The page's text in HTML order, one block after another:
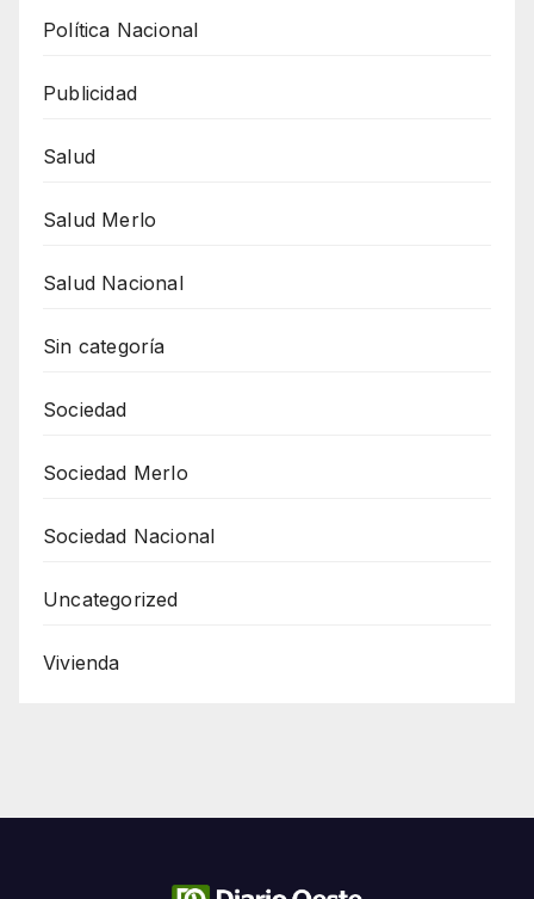
Política Nacional
Publicidad
Salud
Salud Merlo
Salud Nacional
Sin categoría
Sociedad
Sociedad Merlo
Sociedad Nacional
Uncategorized
Vivienda